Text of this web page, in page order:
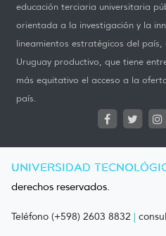
educación terciaria universitaria
orientada a la investigación y la
lineamientos estratégicos del
Uruguay productivo, que tiene
más equitativo el acceso a la
país.
UNIVERSIDAD
derechos reservados.
Teléfono (+598) 2603 8832 |